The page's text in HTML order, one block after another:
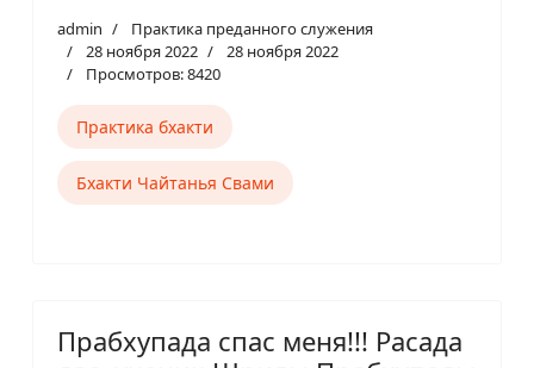
admin
Практика преданного служения
28 ноября 2022
28 ноября 2022
Просмотров: 8420
Практика бхакти
Бхакти Чайтанья Свами
Прабхупада спас меня!!! Расада